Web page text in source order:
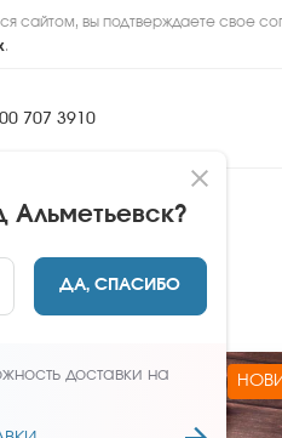
сайтом, вы подтверждаете свое
.
Альметьевск?
ДА, СПАСИБО
доставки на
707 3910